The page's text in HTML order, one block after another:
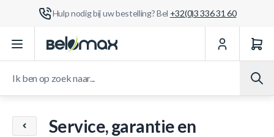
Hulp nodig bij uw bestelling? Bel +32(0)3 336 31 60
Ga naar de inhoud
Service, garantie en